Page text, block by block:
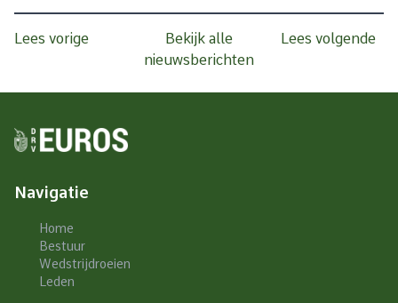
Lees vorige
Bekijk alle
nieuwsberichten
Lees volgende
Navigatie
Home
Bestuur
Wedstrijdroeien
Leden